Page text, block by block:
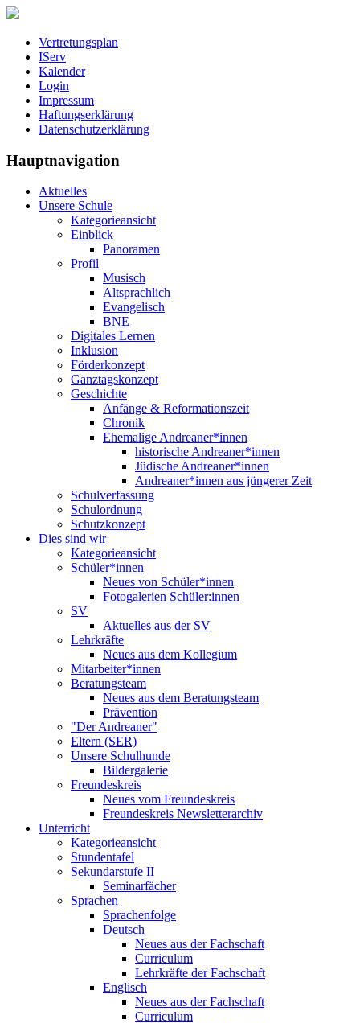
Vertretungsplan
IServ
Kalender
Login
Impressum
Haftungserklärung
Datenschutzerklärung
Hauptnavigation
Aktuelles
Unsere Schule
Kategorieansicht
Einblick
Panoramen
Profil
Musisch
Altsprachlich
Evangelisch
BNE
Digitales Lernen
Inklusion
Förderkonzept
Ganztagskonzept
Geschichte
Anfänge & Reformationszeit
Chronik
Ehemalige Andreaner*innen
historische Andreaner*innen
Jüdische Andreaner*innen
Andreaner*innen aus jüngerer Zeit
Schulverfassung
Schulordnung
Schutzkonzept
Dies sind wir
Kategorieansicht
Schüler*innen
Neues von Schüler*innen
Fotogalerien Schüler:innen
SV
Aktuelles aus der SV
Lehrkräfte
Neues aus dem Kollegium
Mitarbeiter*innen
Beratungsteam
Neues aus dem Beratungsteam
Prävention
"Der Andreaner"
Eltern (SER)
Unsere Schulhunde
Bildergalerie
Freundeskreis
Neues vom Freundeskreis
Freundeskreis Newsletterarchiv
Unterricht
Kategorieansicht
Stundentafel
Sekundarstufe II
Seminarfächer
Sprachen
Sprachenfolge
Deutsch
Neues aus der Fachschaft
Curriculum
Lehrkräfte der Fachschaft
Englisch
Neues aus der Fachschaft
Curriculum